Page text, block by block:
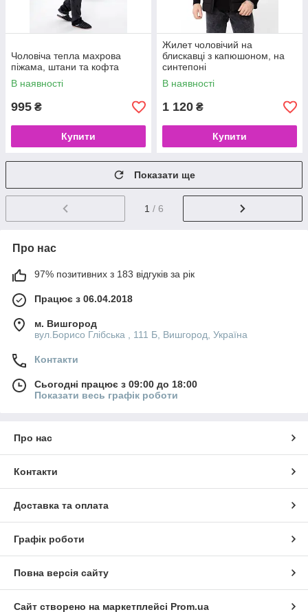
Чоловіча тепла махрова
піжама, штани та кофта
В наявності
995 ₴
Купити
Жилет чоловічий на
блискавці з капюшоном, на
синтепоні
В наявності
1 120 ₴
Купити
Показати ще
1 / 6
Про нас
97% позитивних з 183 відгуків за рік
Працює з 06.04.2018
м. Вишгород
вул.Борисо Глібська , 111 Б, Вишгород, Україна
Контакти
Сьогодні працює з 09:00 до 18:00
Показати весь графік роботи
Про нас
Контакти
Доставка та оплата
Графік роботи
Повна версія сайту
Сайт створено на маркетплейсі Prom.ua